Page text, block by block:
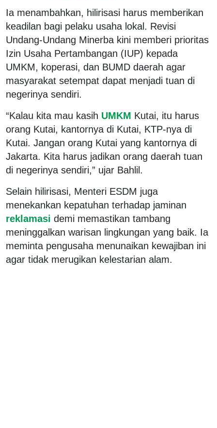
Ia menambahkan, hilirisasi harus memberikan
keadilan bagi pelaku usaha lokal. Revisi
Undang-Undang Minerba kini memberi prioritas
Izin Usaha Pertambangan (IUP) kepada
UMKM, koperasi, dan BUMD daerah agar
masyarakat setempat dapat menjadi tuan di
negerinya sendiri.
“Kalau kita mau kasih UMKM Kutai, itu harus
orang Kutai, kantornya di Kutai, KTP-nya di
Kutai. Jangan orang Kutai yang kantornya di
Jakarta. Kita harus jadikan orang daerah tuan
di negerinya sendiri,” ujar Bahlil.
Selain hilirisasi, Menteri ESDM juga
menekankan kepatuhan terhadap jaminan
reklamasi demi memastikan tambang
meninggalkan warisan lingkungan yang baik. Ia
meminta pengusaha menunaikan kewajiban ini
agar tidak merugikan kelestarian alam.